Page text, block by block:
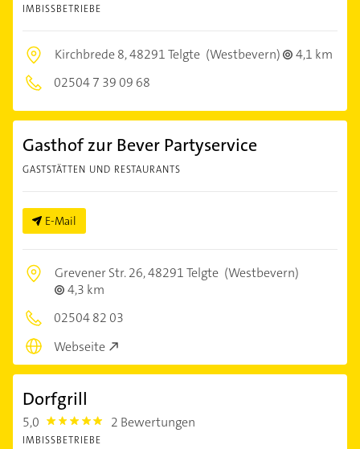
IMBISSBETRIEBE
Kirchbrede 8,48291 Telgte (Westbevern)
4,1 km
02504 7 39 09 68
Gasthof zur Bever Partyservice
GASTSTÄTTEN UND RESTAURANTS
E-Mail
Grevener Str. 26,48291 Telgte (Westbevern)
4,3 km
02504 82 03
Webseite
Dorfgrill
5,0 5.0 2 Bewertungen
IMBISSBETRIEBE